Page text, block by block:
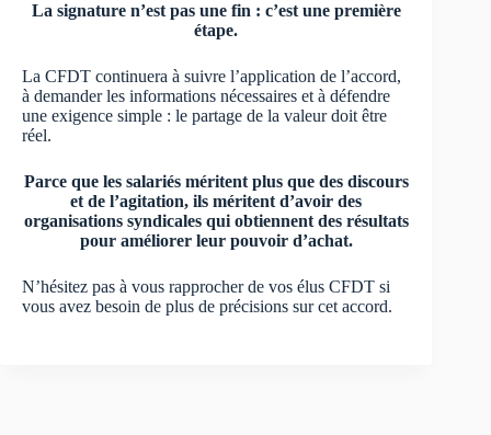
La signature n’est pas une fin : c’est une première
étape.
La CFDT continuera à suivre l’application de l’accord,
à demander les informations nécessaires et à défendre
une exigence simple : le partage de la valeur doit être
réel.
Parce que les salariés méritent plus que des discours
et de l’agitation, ils méritent d’avoir des
organisations syndicales qui obtiennent des résultats
pour améliorer leur pouvoir d’achat.
N’hésitez pas à vous rapprocher de vos élus CFDT si
vous avez besoin de plus de précisions sur cet accord.